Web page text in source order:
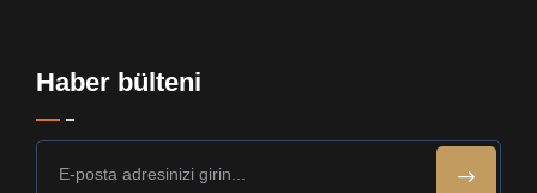
Haber bülteni